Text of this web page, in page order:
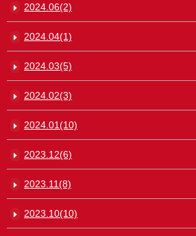
2024.06(2)
2024.04(1)
2024.03(5)
2024.02(3)
2024.01(10)
2023.12(6)
2023.11(8)
2023.10(10)